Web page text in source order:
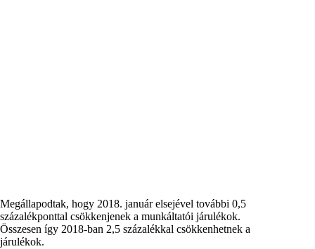
Megállapodtak, hogy 2018. január elsejével további 0,5
százalékponttal csökkenjenek a munkáltatói járulékok.
Összesen így 2018-ban 2,5 százalékkal csökkenhetnek a
járulékok.